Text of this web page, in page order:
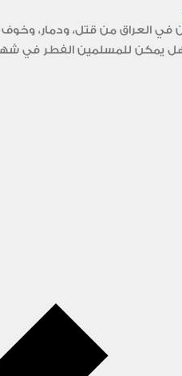
العراق من قتل، ودمار، وخوف
هل يمكن للمسلمين الفطر في